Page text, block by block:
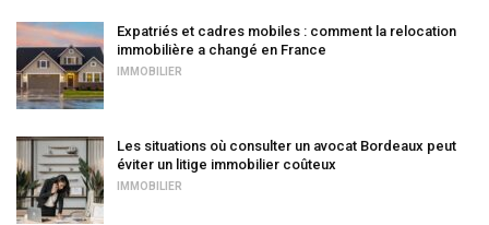
Expatriés et cadres mobiles : comment la relocation
immobilière a changé en France
IMMOBILIER
Les situations où consulter un avocat Bordeaux peut
éviter un litige immobilier coûteux
IMMOBILIER